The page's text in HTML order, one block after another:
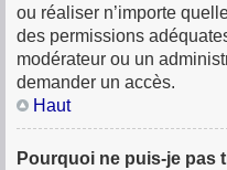
ou réaliser n’importe
des permissions
modérateur ou un
demander un accès.
Haut
Pourquoi ne puis-je pas